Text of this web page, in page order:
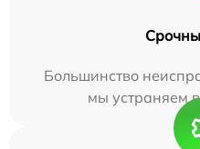
Большинство
мы устраняем